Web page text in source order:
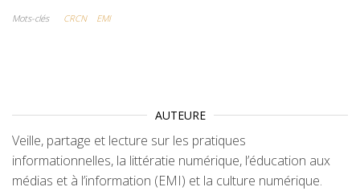
Mots-clés CRCN EMI
AUTEURE
Veille, partage et lecture sur les pratiques
informationnelles, la littératie numérique, l’éducation aux
médias et à l’information (EMI) et la culture numérique.